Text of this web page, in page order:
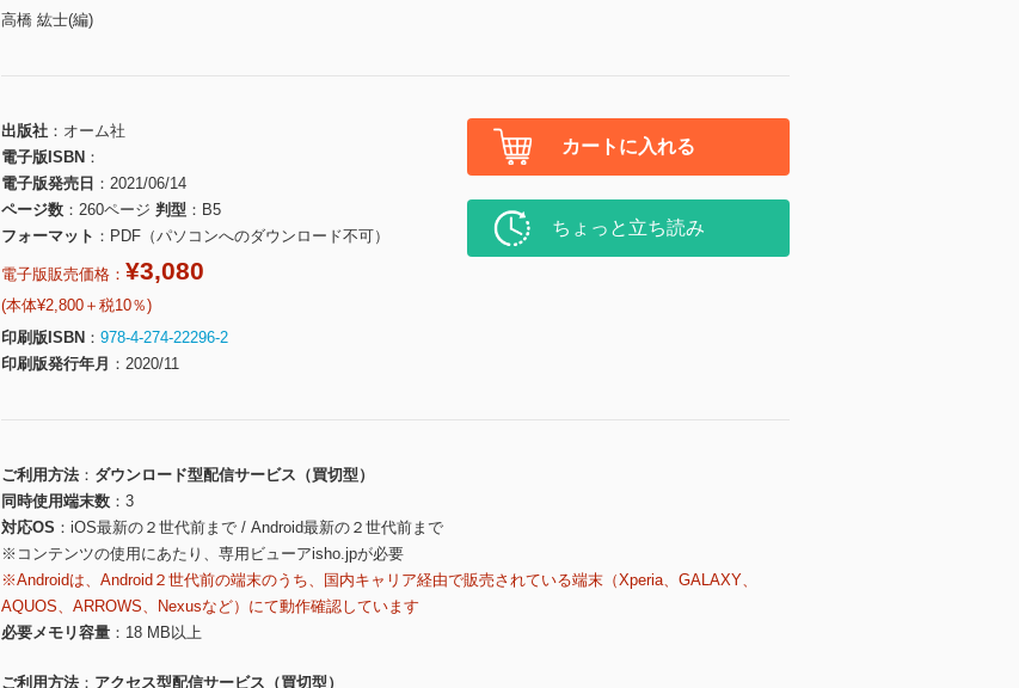
高橋 紘士(編)
出版社
オーム社
電子版ISBN
電子版発売日
2021/06/14
ページ数
260ページ 判型
B5
フォーマット
PDF（パソコンへのダウンロード不可）
電子版販売価格： ¥3,080
(本体¥2,800＋税10％)
印刷版ISBN
978-4-274-22296-2
印刷版発行年月
2020/11
カートに入れる
ちょっと立ち読み
ご利用方法
ダウンロード型配信サービス（買切型）
同時使用端末数
3
対応OS
iOS最新の２世代前まで / Android最新の２世代前まで
※コンテンツの使用にあたり、専用ビューアisho.jpが必要
※Androidは、Android２世代前の端末のうち、国内キャリア経由で販売されている端末（Xperia、GALAXY、
AQUOS、ARROWS、Nexusなど）にて動作確認しています
必要メモリ容量
18 MB以上
ご利用方法
アクセス型配信サービス（買切型）